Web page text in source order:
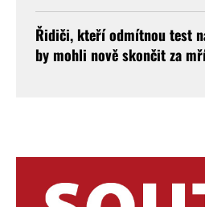
Řidiči, kteří odmítnou test
by mohli nově skončit za